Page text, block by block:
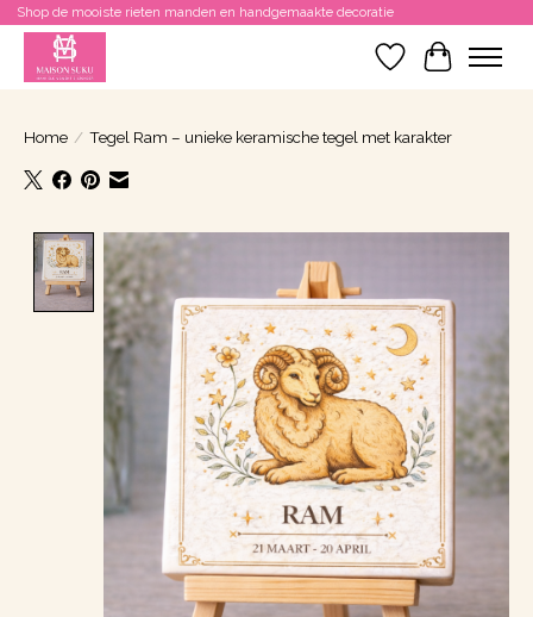
Shop de mooiste rieten manden en handgemaakte decoratie
Verlanglijst
Home / Tegel Ram – unieke keramische tegel met karakter
Product image slideshow Items